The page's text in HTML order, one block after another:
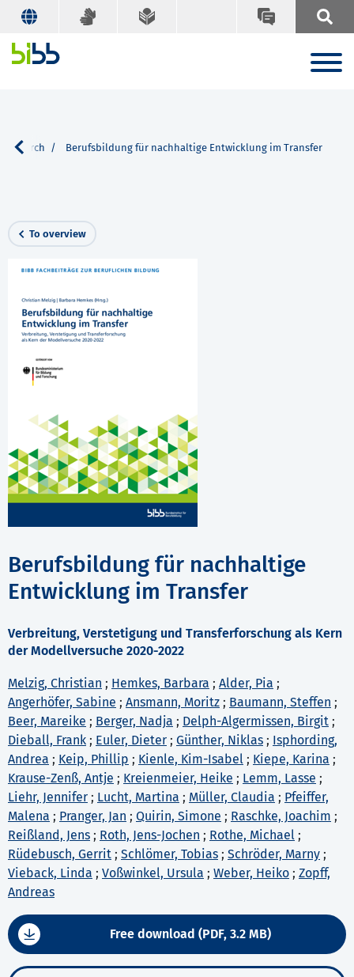
Search Berufsbildung für nachhaltige Entwicklung im Transfer
To overview
Berufsbildung für nachhaltige
Entwicklung im Transfer
Verbreitung, Verstetigung und Transferforschung als Kern
der Modellversuche 2020-2022
Melzig, Christian ; Hemkes, Barbara ; Alder, Pia ;
Angerhöfer, Sabine ; Ansmann, Moritz ; Baumann, Steffen ;
Beer, Mareike ; Berger, Nadja ; Delph-Algermissen, Birgit ;
Dieball, Frank ; Euler, Dieter ; Günther, Niklas ; Isphording,
Andrea ; Keip, Phillip ; Kienle, Kim-Isabel ; Kiepe, Karina ;
Krause-Zenß, Antje ; Kreienmeier, Heike ; Lemm, Lasse ;
Liehr, Jennifer ; Lucht, Martina ; Müller, Claudia ; Pfeiffer,
Malena ; Pranger, Jan ; Quirin, Simone ; Raschke, Joachim ;
Reißland, Jens ; Roth, Jens-Jochen ; Rothe, Michael ;
Rüdebusch, Gerrit ; Schlömer, Tobias ; Schröder, Marny ;
Vieback, Linda ; Voßwinkel, Ursula ; Weber, Heiko ; Zopff,
Andreas
Free download (PDF, 3.2 MB)